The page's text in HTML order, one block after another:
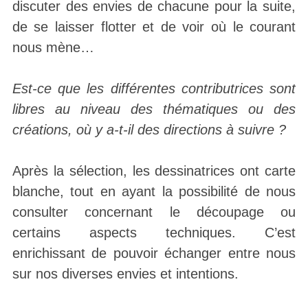
discuter des envies de chacune pour la suite,
de se laisser flotter et de voir où le courant
nous mène…
Est-ce que les différentes contributrices sont
libres au niveau des thématiques ou des
créations, où y a-t-il des directions à suivre ?
Après la sélection, les dessinatrices ont carte
blanche, tout en ayant la possibilité de nous
consulter concernant le découpage ou
certains aspects techniques. C’est
enrichissant de pouvoir échanger entre nous
sur nos diverses envies et intentions.